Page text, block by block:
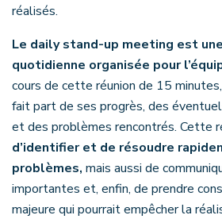
réalisés.
Le daily stand-up meeting est
quotidienne organisée pour
cours de cette réunion de 15
fait part de ses progrès, des
et des problèmes rencontrés. Cette
d’identifier et de résoudre
problèmes, mais aussi de
importantes et, enfin, de prendre
majeure qui pourrait empêcher la